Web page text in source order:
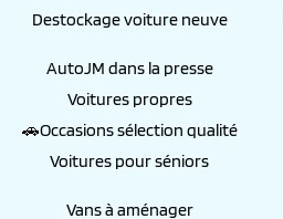
Destockage voiture neuve
AutoJM dans la presse
Voitures propres
🚗Occasions sélection qualité
Voitures pour séniors
Vans à aménager